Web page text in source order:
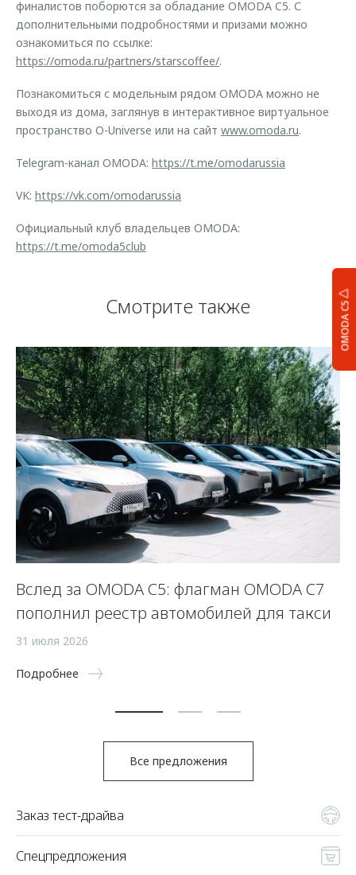
OMODA C5
финалистов поборются за обладание OMODA C5. С
дополнительными подробностями и призами можно
ознакомиться по ссылке:
https://omoda.ru/partners/starscoffee/.
Познакомиться с модельным рядом OMODA можно не
выходя из дома, заглянув в интерактивное виртуальное
пространство O-Universe или на сайт www.omoda.ru.
Telegram-канал OMODA: https://t.me/omodarussia
VK: https://vk.com/omodarussia
Официальный клуб владельцев OMODA:
https://t.me/omoda5club
Смотрите также
Вслед за OMODA C5: флагман OMODA C7
пополнил реестр автомобилей для такси
31 июля 2026
Подробнее
Все предложения
Заказ тест-драйва
Спецпредложения